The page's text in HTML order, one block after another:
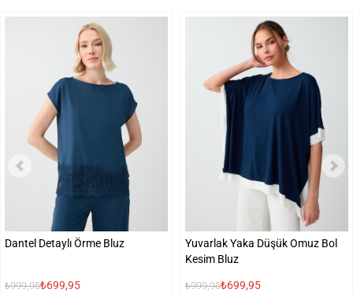
Dantel Detaylı Örme Bluz
₺999,95₺699,95
Yuvarlak Yaka Düşük Omuz Bol
Kesim Bluz
₺999,95₺699,95